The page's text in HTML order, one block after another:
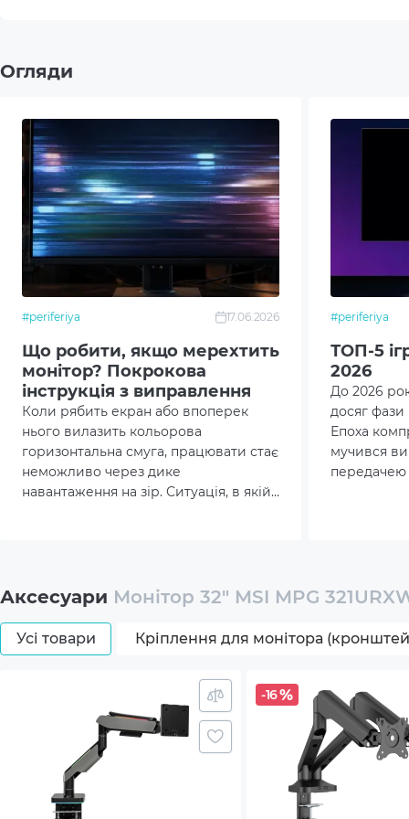
Контрастність матриці
Технології синхронизації
Інтерфейси 2 x
2 x
1 x
1 x
Особливості екрану
Регулювання положення дисплею
Комплектація
Огляди
#periferiya 17.06.2026
Що робити, якщо мерехтить
монітор? Покрокова
інструкція з виправлення
Коли рябить екран або впоперек
нього вилазить кольорова
горизонтальна смуга, працювати стає
неможливо через дике
навантаження на зір. Ситуація, в якій
#periferiya
ТОП-5
2026
До 2026
досяг
Епоха
мучився
передачею
Аксесуари Монітор 32" MSI MPG
Усі товари Кріплення для монітора
-16